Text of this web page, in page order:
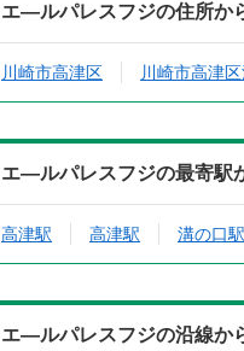
エ―ルパレスフジの住所か
川崎市高津区 川崎市高津
エ―ルパレスフジの最寄駅
高津駅 高津駅 溝の口駅
エ―ルパレスフジの沿線か